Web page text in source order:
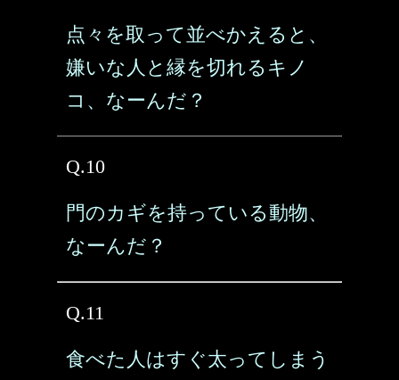
点々を取って並べかえると、
嫌いな人と縁を切れるキノ
コ、なーんだ？
Q.10
門のカギを持っている動物、
なーんだ？
Q.11
食べた人はすぐ太ってしまう